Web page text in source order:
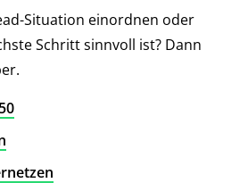
Situation einordnen oder
Schritt sinnvoll ist? Dann